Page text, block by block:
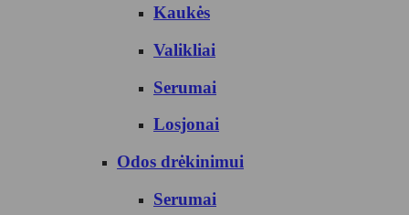
Kaukės
Valikliai
Serumai
Losjonai
Odos drėkinimui
Serumai